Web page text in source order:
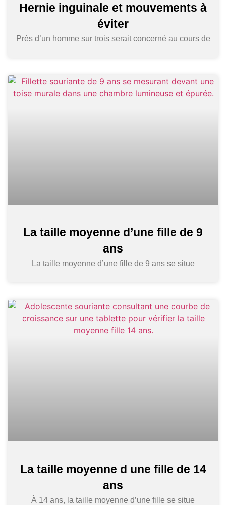
Hernie inguinale et mouvements à
éviter
Près d’un homme sur trois serait concerné au cours de
La taille moyenne d’une fille de 9
ans
La taille moyenne d’une fille de 9 ans se situe
La taille moyenne d une fille de 14
ans
À 14 ans, la taille moyenne d’une fille se situe